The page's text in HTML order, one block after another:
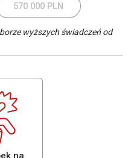
570 000 PLN
wyższych świadczeń od
na